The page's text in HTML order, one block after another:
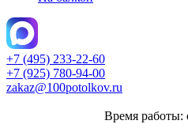
+7 (495) 233-22-60
+7 (925) 780-94-00
zakaz@100potolkov.ru
Время работы: